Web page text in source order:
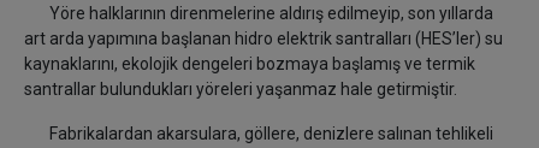
Yöre halklarının direnmelerine aldırış edilmeyip, son yıllarda
art arda yapımına başlanan hidro elektrik santralları (HES’ler) su
kaynaklarını, ekolojik dengeleri bozmaya başlamış ve termik
santrallar bulundukları yöreleri yaşanmaz hale getirmiştir.
Fabrikalardan akarsulara, göllere, denizlere salınan tehlikeli